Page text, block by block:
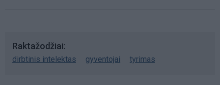
Raktažodžiai
dirbtinis intelektas gyventojai tyrimas